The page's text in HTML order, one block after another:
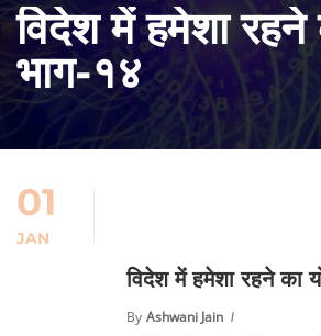
विदेश में हमेशा रहने
भाग-१४
01
JAN
विदेश में हमेशा रहने का
By Ashwani Jain